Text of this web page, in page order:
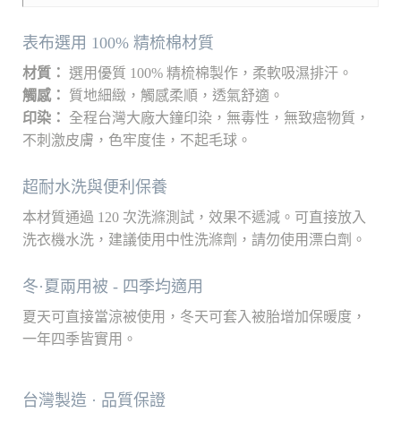
表布選用 100% 精梳棉材質
材質： 選用優質 100% 精梳棉製作，柔軟吸濕排汗。
觸感：
質地細緻，觸感柔順，透氣舒適。
印染：
全程台灣大廠大鐘印染，無毒性，無致癌物質，
不刺激皮膚，色牢度佳，不起毛球。
超耐水洗與便利保養
本材質通過 120 次洗滌測試，效果不遞減。可直接放入
洗衣機水洗，建議使用中性洗滌劑，請勿使用漂白劑。
冬·夏兩用被 - 四季均適用
夏天可直接當涼被使用，冬天可套入被胎增加保暖度，
一年四季皆實用。
台灣製造 · 品質保證